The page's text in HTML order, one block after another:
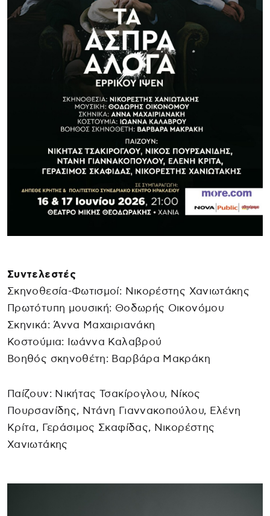
Συντελεστές
Σκηνοθεσία-Φωτισμοί: Νικορέστης Χανιωτάκης
Πρωτότυπη μουσική: Θοδωρής Οικονόμου
Σκηνικά: Άννα Μαχαιριανάκη
Κοστούμια: Ιωάννα Καλαβρού
Βοηθός σκηνοθέτη: Βαρβάρα Μακράκη
Παίζουν: Νικήτας Τσακίρογλου, Νίκος
Πουρσανίδης, Ντάνη Γιαννακοπούλου, Ελένη
Κρίτα, Γεράσιμος Σκαφίδας, Νικορέστης
Χανιωτάκης